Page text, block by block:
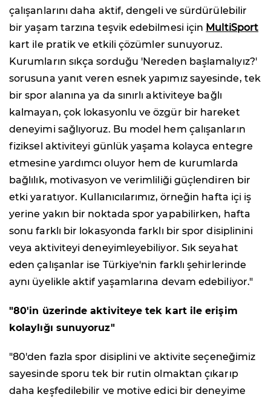
çalışanlarını daha aktif, dengeli ve sürdürülebilir
bir yaşam tarzına teşvik edebilmesi için MultiSport
kart ile pratik ve etkili çözümler sunuyoruz.
Kurumların sıkça sorduğu 'Nereden başlamalıyız?'
sorusuna yanıt veren esnek yapımız sayesinde, tek
bir spor alanına ya da sınırlı aktiviteye bağlı
kalmayan, çok lokasyonlu ve özgür bir hareket
deneyimi sağlıyoruz. Bu model hem çalışanların
fiziksel aktiviteyi günlük yaşama kolayca entegre
etmesine yardımcı oluyor hem de kurumlarda
bağlılık, motivasyon ve verimliliği güçlendiren bir
etki yaratıyor. Kullanıcılarımız, örneğin hafta içi iş
yerine yakın bir noktada spor yapabilirken, hafta
sonu farklı bir lokasyonda farklı bir spor disiplinini
veya aktiviteyi deneyimleyebiliyor. Sık seyahat
eden çalışanlar ise Türkiye'nin farklı şehirlerinde
aynı üyelikle aktif yaşamlarına devam edebiliyor."
"80'in üzerinde aktiviteye tek kart ile erişim
kolaylığı sunuyoruz"
"80'den fazla spor disiplini ve aktivite seçeneğimiz
sayesinde sporu tek bir rutin olmaktan çıkarıp
daha keşfedilebilir ve motive edici bir deneyime